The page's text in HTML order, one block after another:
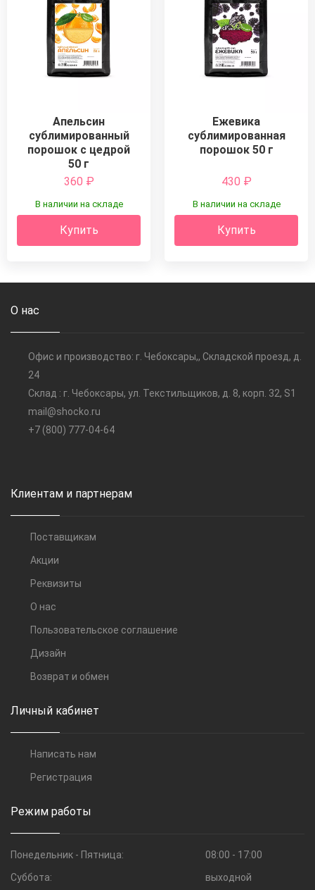
Апельсин
сублимированный
порошок с цедрой
50 г
360 ₽
В наличии на складе
Купить
Ежевика
сублимированная
порошок 50 г
430 ₽
В наличии на складе
Купить
О нас
Офис и производство: г. Чебоксары,, Складской проезд, д.
24
Склад : г. Чебоксары, ул. Текстильщиков, д. 8, корп. 32, S1
mail@shocko.ru
+7 (800) 777-04-64
Клиентам и партнерам
Поставщикам
Акции
Реквизиты
О нас
Пользовательское соглашение
Дизайн
Возврат и обмен
Личный кабинет
Написать нам
Регистрация
Режим работы
Понедельник - Пятница:
08:00 - 17:00
Суббота:
выходной